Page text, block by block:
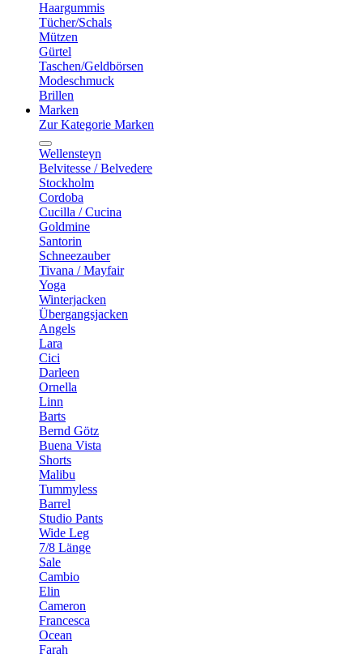
Haargummis
Tücher/Schals
Mützen
Gürtel
Taschen/Geldbörsen
Modeschmuck
Brillen
Marken
Zur Kategorie Marken
Wellensteyn
Belvitesse / Belvedere
Stockholm
Cordoba
Cucilla / Cucina
Goldmine
Santorin
Schneezauber
Tivana / Mayfair
Yoga
Winterjacken
Übergangsjacken
Angels
Lara
Cici
Darleen
Ornella
Linn
Barts
Bernd Götz
Buena Vista
Shorts
Malibu
Tummyless
Barrel
Studio Pants
Wide Leg
7/8 Länge
Sale
Cambio
Elin
Cameron
Francesca
Ocean
Farah